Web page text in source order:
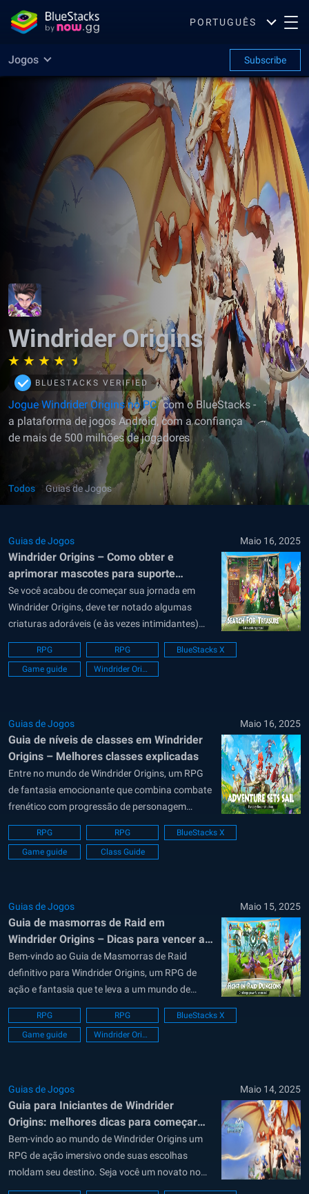
PORTUGUÊS
Jogos Subscribe
Windrider Origins
BLUESTACKS VERIFIED
Jogue Windrider Origins no PC com o BlueStacks -
a plataforma de jogos Android, com a confiança
de mais de 500 milhões de jogadores
Todos Guias de Jogos
Guias de Jogos Maio 16, 2025
Windrider Origins – Como obter e
aprimorar mascotes para suporte
máximo em batalha
Se você acabou de começar sua jornada em
Windrider Origins, deve ter notado algumas
criaturas adoráveis ​​(e às vezes intimidantes)
lutando ao lado de outros jogadores. Bem-vindo
ao sistema de mascotes, um dos recursos mais
legais e recompensadores do jogo. Seja para
RPG RPG
BlueStacks X
Game guide
Windrider Origins
Guias de Jogos Maio 16, 2025
Guia de níveis de classes em Windrider
Origins – Melhores classes explicadas
Entre no mundo de Windrider Origins, um RPG
de fantasia emocionante que combina combate
frenético com progressão de personagem
imersiva. Ambientado em um reino rico em
detalhes, repleto de perigos e aventuras, os
jogadores têm a tarefa de selecionar a classe
RPG RPG
BlueStacks X
Game guide
Class Guide
Guias de Jogos Maio 15, 2025
Guia de masmorras de Raid em
Windrider Origins – Dicas para vencer as
batalhas de Raid
Bem-vindo ao Guia de Masmorras de Raid
definitivo para Windrider Origins, um RPG de
ação e fantasia que te leva a um mundo de
magia, monstros e batalhas épicas. À medida
que avança no jogo, você encontrará
Masmorras de Raid com desafios intensos e de
RPG RPG
BlueStacks X
Game guide
Windrider Origins
Guias de Jogos Maio 14, 2025
Guia para Iniciantes de Windrider
Origins: melhores dicas para começar
com força no RPG de fantasia
Bem-vindo ao mundo de Windrider Origins um
RPG de ação imersivo onde suas escolhas
moldam seu destino. Seja você um novato no
gênero ou um jogador experiente em busca de